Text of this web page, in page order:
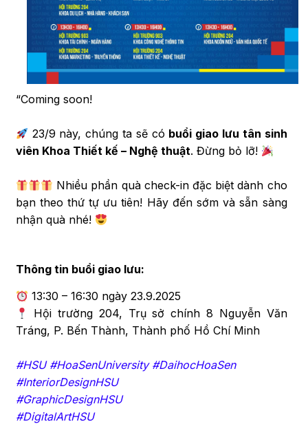
“Coming soon!
23/9 này, chúng ta sẽ có buổi giao lưu tân sinh
viên Khoa Thiết kế – Nghệ thuật. Đừng bỏ lỡ!
Nhiều phần quà check-in đặc biệt dành cho
bạn theo thứ tự ưu tiên! Hãy đến sớm và sẵn sàng
nhận quà nhé!
Thông tin buổi giao lưu:
13:30 – 16:30 ngày 23.9.2025
Hội trường 204, Trụ sở chính 8 Nguyễn Văn
Tráng, P. Bến Thành, Thành phố Hồ Chí Minh
#HSU #HoaSenUniversity #DaihocHoaSen
#InteriorDesignHSU
#GraphicDesignHSU
#DigitalArtHSU